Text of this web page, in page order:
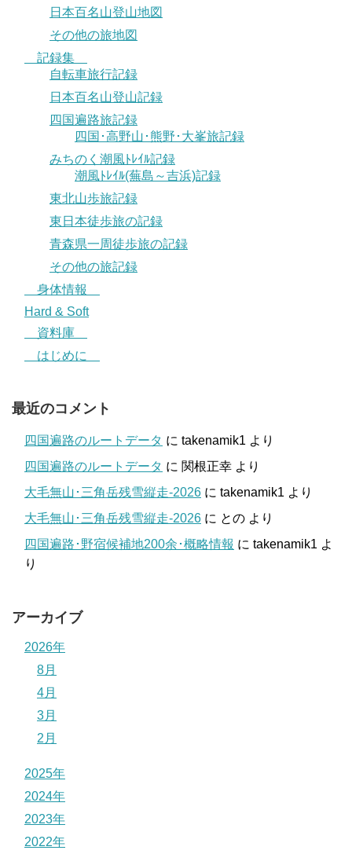
日本百名山登山地図
その他の旅地図
記録集
自転車旅行記録
日本百名山登山記録
四国遍路旅記録
四国･高野山･熊野･大峯旅記録
みちのく潮風ﾄﾚｲﾙ記録
潮風ﾄﾚｲﾙ(蕪島～吉浜)記録
東北山歩旅記録
東日本徒歩旅の記録
青森県一周徒歩旅の記録
その他の旅記録
身体情報
Hard & Soft
資料庫
はじめに
最近のコメント
四国遍路のルートデータ に takenamik1 より
四国遍路のルートデータ に 関根正幸 より
大毛無山･三角岳残雪縦走-2026 に takenamik1 より
大毛無山･三角岳残雪縦走-2026 に との より
四国遍路･野宿候補地200余･概略情報 に takenamik1 よ
り
アーカイブ
2026年
8月
4月
3月
2月
2025年
2024年
2023年
2022年